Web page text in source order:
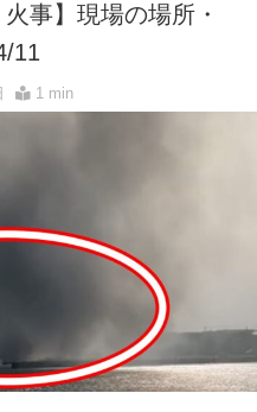
事】現場の場所・
11
1 min